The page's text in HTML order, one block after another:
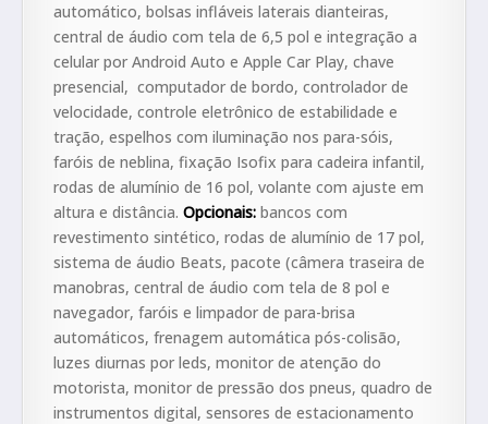
automático, bolsas infláveis laterais dianteiras,
central de áudio com tela de 6,5 pol e integração a
celular por Android Auto e Apple Car Play, chave
presencial, computador de bordo, controlador de
velocidade, controle eletrônico de estabilidade e
tração, espelhos com iluminação nos para-sóis,
faróis de neblina, fixação Isofix para cadeira infantil,
rodas de alumínio de 16 pol, volante com ajuste em
altura e distância. Opcionais: bancos com
revestimento sintético, rodas de alumínio de 17 pol,
sistema de áudio Beats, pacote (câmera traseira de
manobras, central de áudio com tela de 8 pol e
navegador, faróis e limpador de para-brisa
automáticos, frenagem automática pós-colisão,
luzes diurnas por leds, monitor de atenção do
motorista, monitor de pressão dos pneus, quadro de
instrumentos digital, sensores de estacionamento